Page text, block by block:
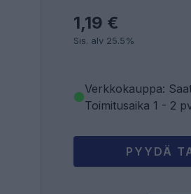
1,19 €
Sis. alv 25.5%
Verkkokauppa:
Toimitusaika 1 - 2
PYYDÄ